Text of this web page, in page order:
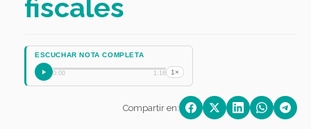
fiscales
ESCUCHAR NOTA COMPLETA
0:00 1:16 1×
Compartir en: